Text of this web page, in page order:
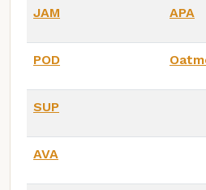
JAM APA
POD
SUP
AVA